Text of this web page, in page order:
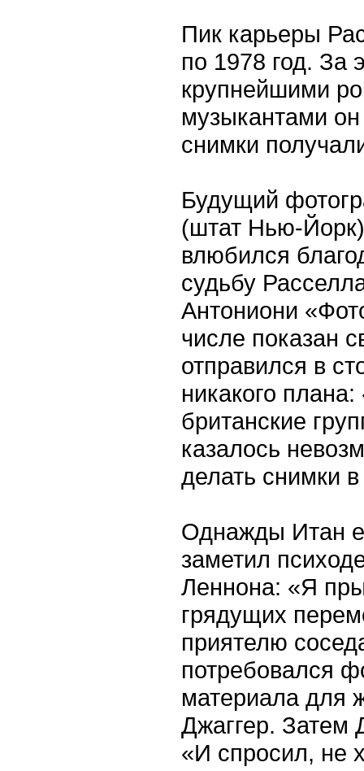
Пик карьеры
по 1978 год. За
крупнейшими
музыкантами
снимки
Будущий
(штат Нью-
влюбился
судьбу
Антониони
числе показан
отправился в
никакого
британские
казалось
делать снимки
Однажды Итан
заметил
Леннона: «Я
грядущих
приятелю
потребовался
материала для
Джаггер. Затем
«И спросил, не